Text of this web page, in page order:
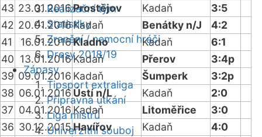
Realizační tým
Statistiky
Zranění / nemocní hráči
Dresy 2018/19
Zápasy
Tipsport extraliga
Přípravná utkání
Liga mistrů
Univerzitní souboj
43 23.01.2016Prostějov Kadaň
3:5
42 20.01.2016Kadaň Benátky n/J
4:2
41
16.01.2016Kladno Kadaň
6:1
40 13.01.2016Kadaň Přerov
3:4p
39 09.01.2016 Kadaň Šumperk
3:2p
38 06.01.2016 Ústí n/L Kadaň
2:0
37 04.01.2016 Kadaň Litoměřice
3:0
36 30.12.2015Havířov Kadaň
4:0